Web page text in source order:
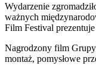
Wydarzenie
ważnych
Film Festival
Nagrodzony film Grupy
montaż, pomysłowe